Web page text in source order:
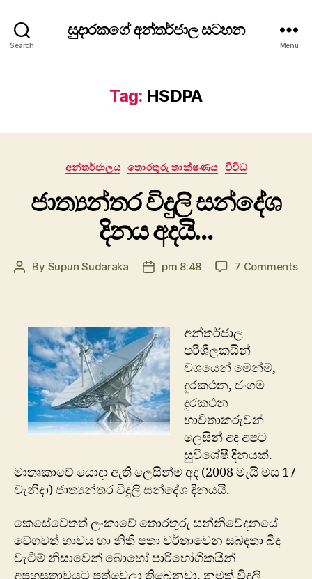
Search
සුදාරකගේ අන්තර්ජාල සටහන
Menu
Tag: HSDPA
Categories
අන්තර්ජාලය තොරතුරු තාක්ෂණය විවිධ
ජාත්‍යන්තර විදුලි සන්දේශ
දිනය අදයි…
Post
By Supun Sudaraka
Postpm 8:48 7 Commentson
අන්තර්ජාල
පරිශීලකයින්
වශයෙන් මෙන්ම,
දුරකථන, ජංගම
දුරකථන
භාවිතාකරුවන්
ලෙසින් අද අපට
සුවිශේෂී දිනයක්.
මාතෘකාවේ යොදා ඇති ලෙසින්ම අද (2008 මැයි මස 17
වැනිදා) ජාත්‍යන්තර විදුලි සන්දේශ දිනයයි.
කෙසේවෙතත් ලංකාවේ තොරතුරු සන්නිවේද‍නයේ
වේගවත් භාවය හා නිති පතා වර්තාවෙන සබඳතා බිඳ
වැටීම් නිසාවෙන් බොහෝ පාරිභෝගිකයින්
අපහසුතාවයට පත්වෙලා තිබෙනවා. නමුත් විදුලි